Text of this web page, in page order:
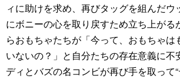
ィに助けを求め、再びタッグを組んだウ
にボニーの心を取り戻すため立ち上が
らおもちゃたちが「今って、おもちゃは
いないの？」と自分たちの存在意義に不
ディとバズの名コンビが再び手を取って